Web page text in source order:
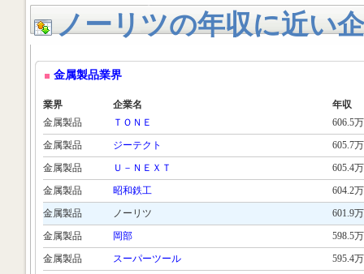
ノーリツの年収に近い
金属製品業界
業界 企業名
年収
金属製品
ＴＯＮＥ
606.5万
金属製品
ジーテクト
605.7万
金属製品
Ｕ－ＮＥＸＴ
605.4万
金属製品
昭和鉄工
604.2万
金属製品
ノーリツ
601.9万
金属製品
岡部
598.5万
金属製品
スーパーツール
595.4万